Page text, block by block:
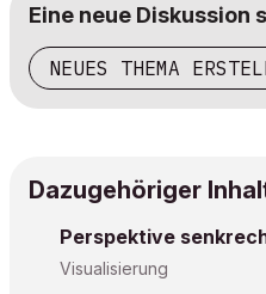
Eine neue Diskussion
NEUES THEMA
Dazugehöriger
Perspektive
Visualisierung